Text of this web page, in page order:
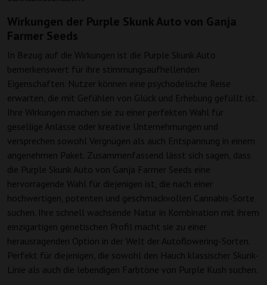
Wirkungen der Purple Skunk Auto von Ganja
Farmer Seeds
In Bezug auf die Wirkungen ist die Purple Skunk Auto
bemerkenswert für ihre stimmungsaufhellenden
Eigenschaften. Nutzer können eine psychodelische Reise
erwarten, die mit Gefühlen von Glück und Erhebung gefüllt ist.
Ihre Wirkungen machen sie zu einer perfekten Wahl für
gesellige Anlässe oder kreative Unternehmungen und
versprechen sowohl Vergnügen als auch Entspannung in einem
angenehmen Paket. Zusammenfassend lässt sich sagen, dass
die Purple Skunk Auto von Ganja Farmer Seeds eine
hervorragende Wahl für diejenigen ist, die nach einer
hochwertigen, potenten und geschmackvollen Cannabis-Sorte
suchen. Ihre schnell wachsende Natur in Kombination mit ihrem
einzigartigen genetischen Profil macht sie zu einer
herausragenden Option in der Welt der Autoflowering-Sorten.
Perfekt für diejenigen, die sowohl den Hauch klassischer Skunk-
Linie als auch die lebendigen Farbtöne von Purple Kush suchen.